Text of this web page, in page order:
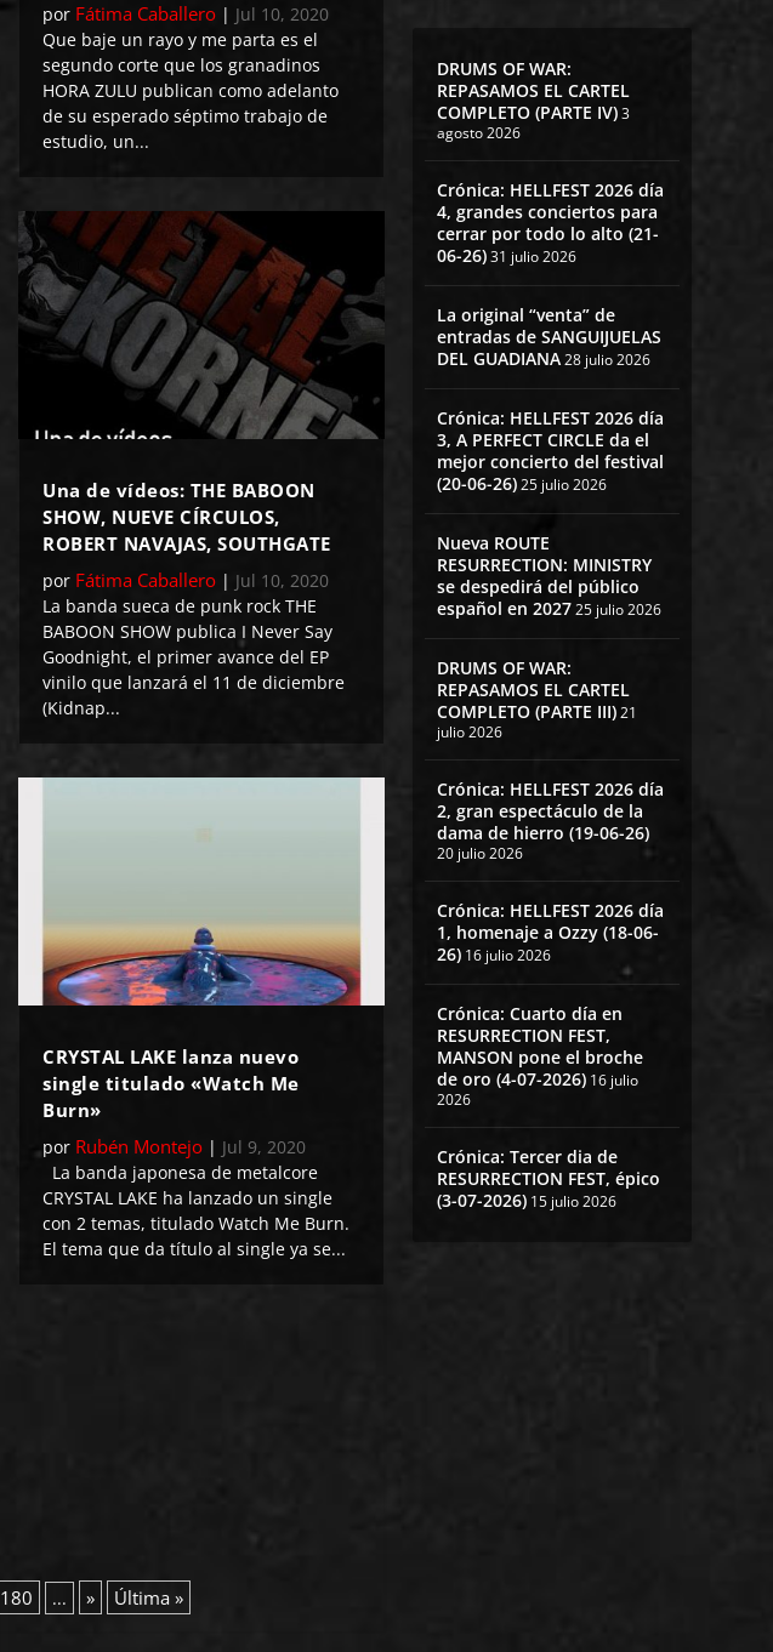
por Fátima Caballero | Jul 10, 2020
Que baje un rayo y me parta es el
segundo corte que los granadinos
HORA ZULU publican como adelanto
de su esperado séptimo trabajo de
estudio, un...
Una de vídeos: THE BABOON
SHOW, NUEVE CÍRCULOS,
ROBERT NAVAJAS, SOUTHGATE
por Fátima Caballero | Jul 10, 2020
La banda sueca de punk rock THE
BABOON SHOW publica I Never Say
Goodnight, el primer avance del EP
vinilo que lanzará el 11 de diciembre
(Kidnap...
CRYSTAL LAKE lanza nuevo
single titulado «Watch Me
Burn»
por Rubén Montejo | Jul 9, 2020
La banda japonesa de metalcore
CRYSTAL LAKE ha lanzado un single
con 2 temas, titulado Watch Me Burn.
El tema que da título al single ya se...
180 ... » Última »
DRUMS OF WAR:
REPASAMOS EL CARTEL
COMPLETO (PARTE IV)3
agosto 2026
Crónica: HELLFEST 2026 día
4, grandes conciertos para
cerrar por todo lo alto (21-
06-26)31 julio 2026
La original “venta” de
entradas de SANGUIJUELAS
DEL GUADIANA28 julio 2026
Crónica: HELLFEST 2026 día
3, A PERFECT CIRCLE da el
mejor concierto del festival
(20-06-26)25 julio 2026
Nueva ROUTE
RESURRECTION: MINISTRY
se despedirá del público
español en 202725 julio 2026
DRUMS OF WAR:
REPASAMOS EL CARTEL
COMPLETO (PARTE III)21
julio 2026
Crónica: HELLFEST 2026 día
2, gran espectáculo de la
dama de hierro (19-06-26)
20 julio 2026
Crónica: HELLFEST 2026 día
1, homenaje a Ozzy (18-06-
26) 16 julio 2026
Crónica: Cuarto día en
RESURRECTION FEST,
MANSON pone el broche
de oro (4-07-2026) 16 julio
2026
Crónica: Tercer dia de
RESURRECTION FEST, épico
(3-07-2026) 15 julio 2026